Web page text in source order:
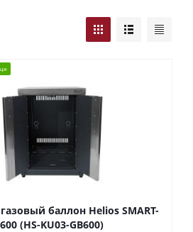
баллон Helios SMART-
600 (HS-KU03-GB600)